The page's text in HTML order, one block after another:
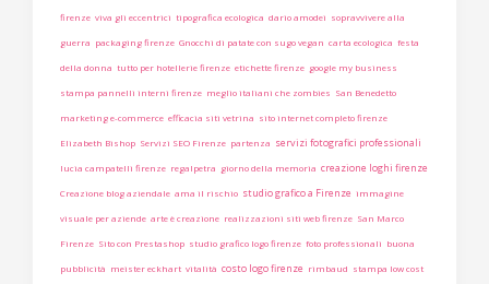
firenze viva gli eccentrici tipografica ecologica dario amodei sopravvivere alla
guerra packaging firenze Gnocchi di patate con sugo vegan carta ecologica festa
della donna tutto per hotellerie firenze etichette firenze google my business
stampa pannelli interni firenze meglio italiani che zombies San Benedetto
marketing e-commerce efficacia siti vetrina sito internet completo firenze
Elizabeth Bishop Servizi SEO Firenze partenza servizi fotografici professionali
lucia campatelli firenze regalpetra giorno della memoria creazione loghi firenze
Creazione blog aziendale ama il rischio studio grafico a Firenze immagine
visuale per aziende arte è creazione realizzazioni siti web firenze San Marco
Firenze Sito con Prestashop studio grafico logo firenze foto professionali buona
pubblicità meister eckhart vitalità costo logo firenze rimbaud stampa low cost